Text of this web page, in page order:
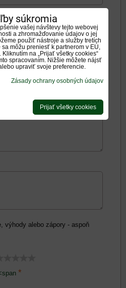
výhody alebo zápory - aspoň
*
súkromia
vašej návštevy tejto webovej
a zhromažďovanie údajov o jej
použiť nástroje a služby tretích
môžu preniesť k partnerom v EÚ,
na „Prijať všetky cookies“
spracovaním. Nižšie môžete nájsť
upraviť svoje preferencie.
Zásady ochrany osobných údajov
Prijať všetky cookies